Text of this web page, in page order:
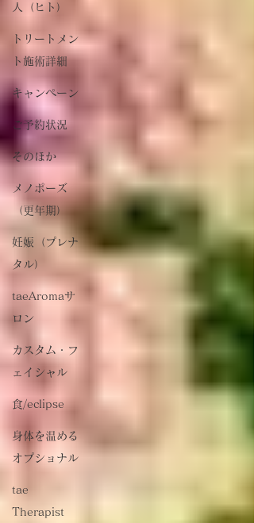
人（ヒト）
トリートメン
ト施術詳細
キャンペーン
ご予約状況
そのほか
メノポーズ
（更年期）
妊娠（プレナ
タル）
taeAromaサ
ロン
カスタム・フ
ェイシャル
食/eclipse
身体を温める
オプショナル
tae
Therapist